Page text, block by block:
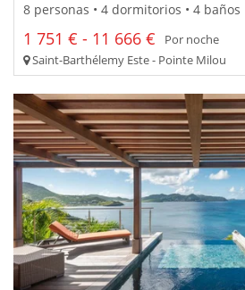
8 personas • 4 dormitorios • 4 baños
1 751 € - 11 666 €
Por noche
Saint-Barthélemy Este - Pointe Milou